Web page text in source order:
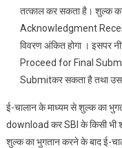
तत्‍काल कर सकता है। शुल्‍क
Acknowledgment
विवरण अंकित होगा । इसपर
Proceed for Final
Submitकर सकता है तथा
ई-चालान के माध्यम से शुल्क का
download कर SBI के किसी भी
शुल्क का भुगतान करने के बाद ई-